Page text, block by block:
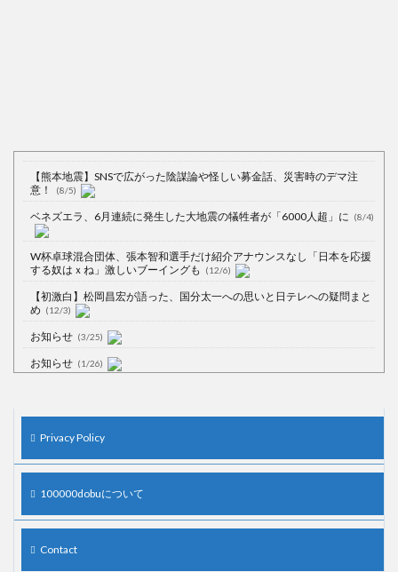
【熊本地震】SNSで広がった陰謀論や怪しい募金話、災害時のデマ注
意！
(8/5)
ベネズエラ、6月連続に発生した大地震の犠牲者が「6000人超」に (8/4)
W杯卓球混合団体、張本智和選手だけ紹介アナウンスなし「日本を応援
する奴はｘね」激しいブーイングも
(12/6)
【初激白】松岡昌宏が語った、国分太一への思いと日テレへの疑問まと
め (12/3)
お知らせ (3/25)
お知らせ (1/26)
(7/13)
【韓国】54.1％「IAEA報告書を信用しない」
Privacy Policy
100000dobuについて
Contact